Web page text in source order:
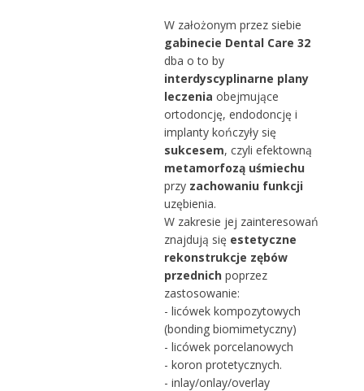
W założonym przez siebie
gabinecie Dental Care 32
dba o to by
interdyscyplinarne plany
leczenia obejmujące
ortodoncję, endodoncję i
implanty kończyły się
sukcesem, czyli efektowną
metamorfozą uśmiechu
przy zachowaniu funkcji
uzębienia.
W zakresie jej zainteresowań
znajdują się estetyczne
rekonstrukcje zębów
przednichpoprzez
zastosowanie:
- licówek kompozytowych
(bonding biomimetyczny)
- licówek porcelanowych
- koron protetycznych.
- inlay/onlay/overlay